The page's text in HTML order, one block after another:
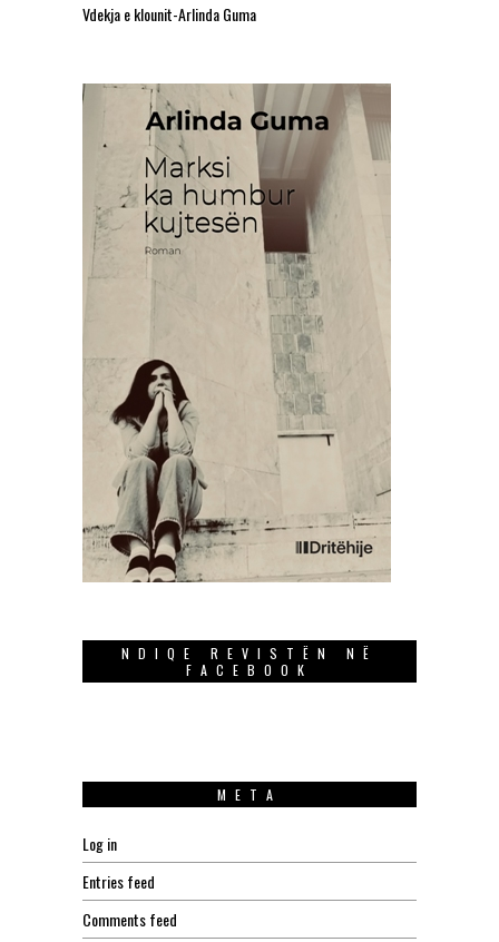
Vdekja e klounit-Arlinda Guma
NDIQE REVISTËN NË
FACEBOOK
META
Log in
Entries feed
Comments feed